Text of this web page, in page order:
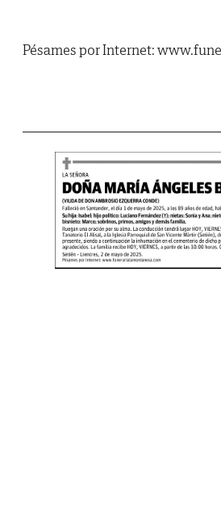
Pésames por Internet: